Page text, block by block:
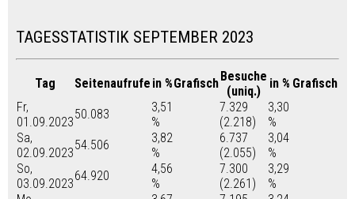
TAGESSTATISTIK SEPTEMBER 2023
Tag Seitenaufrufe in %GrafischBesuche
(uniq.)
in % Grafisch
Fr,
01.09.2023
50.083
3,51
%
7.329
(2.218)
3,30
%
Sa,
02.09.2023
54.506
3,82
%
6.737
(2.055)
3,04
%
So,
03.09.2023
64.920
4,56
%
7.300
(2.261)
3,29
%